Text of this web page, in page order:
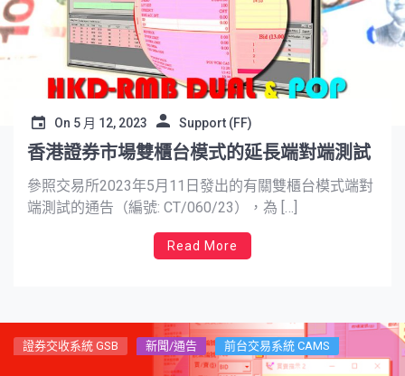
On 5 月 12, 2023 Support (FF)
香港證券市場雙櫃台模式的延長端對端測試
參照交易所2023年5月11日發出的有關雙櫃台模式端對
端測試的通告（編號: CT/060/23），為 […]
Read More
證券交收系統 GSB 新聞/通告 前台交易系統 CAMS